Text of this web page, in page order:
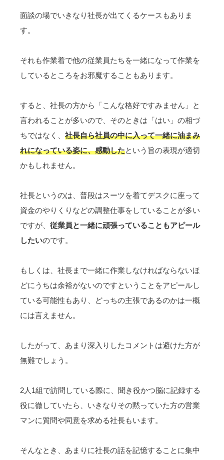
面談の場でいきなり社長が出てくるケースもありま
す。
それも作業着で他の従業員たちを一緒になって作業を
しているところをお邪魔することもあります。
すると、社長の方から「こんな格好ですみません」と
言われることが多いので、そのときは「はい」の相づ
ちではなく、 社長自ら社員の中に入って一緒に油まみ
れになっている姿に、感動したという旨の表現が適切
かもしれません。
社長というのは、普段はスーツを着てデスクに座って
資金のやりくりなどの調整仕事をしていることが多い
ですが、 従業員と一緒に頑張っていることもアピール
したいのです。
もしくは、社長まで一緒に作業しなければならないほ
どにうちは余裕がないのですということをアピールし
ている可能性もあり、どっちの主張であるのかは一概
には言えません。
したがって、 あまり深入りしたコメントは避けた方が
無難でしょう。
2人1組で訪問している際に、聞き役かつ脳に記録する
役に徹していたら、いきなりその黙っていた方の営業
マンに質問や同意を求める社長もいます。
そんなとき、 あまりに社長の話を記憶することに集中